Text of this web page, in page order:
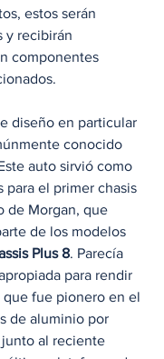
estos serán
y recibirán
componentes
diseño en particular
conocido
auto sirvió como
para el primer chasis
de Morgan, que
de los modelos
Plus 8. Parecía
para rendir
que fue pionero en el
de aluminio por
al reciente